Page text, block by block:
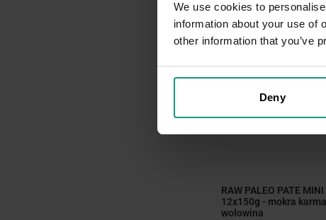
We use cookies to
information about your use of
other information that you’ve
Deny
RAW PALEO PATE
12x150g - mokra
wołowina